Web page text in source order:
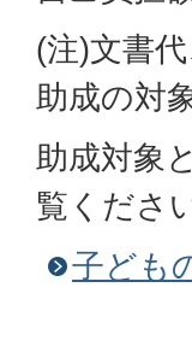
(注)文書
助成の対
助成対象
覧くださ
子ども